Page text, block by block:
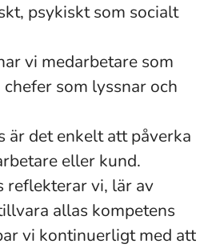
psykiskt som socialt
vi medarbetare som
som lyssnar och
är det enkelt att påverka
eller kund.
reflekterar vi, lär av
allas kompetens
vi kontinuerligt med att